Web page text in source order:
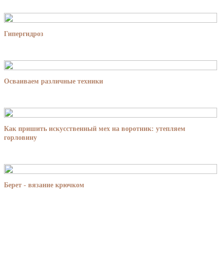
Гипергидроз
Осваиваем различные техники
Как пришить искусственный мех на воротник: утепляем
горловину
Берет - вязание крючком